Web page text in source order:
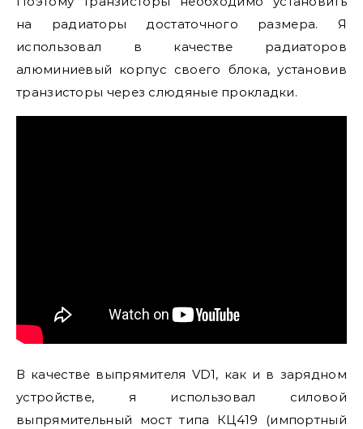
на радиаторы достаточного размера. Я
использовал в качестве радиаторов
алюминиевый корпус своего блока, установив
транзисторы через слюдяные прокладки.
В качестве выпрямителя VD1, как и в зарядном
устройстве, я использовал силовой
выпрямительный мост типа КЦ419 (импортный